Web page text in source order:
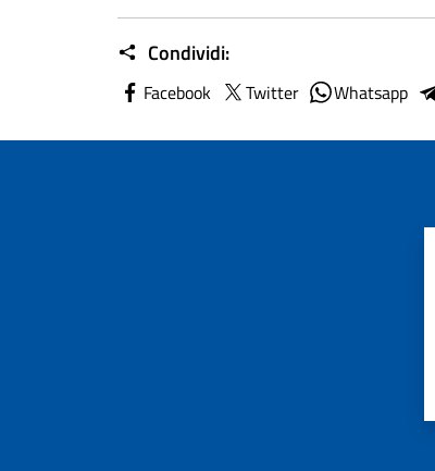
Condividi:
Facebook Twitter Whatsapp